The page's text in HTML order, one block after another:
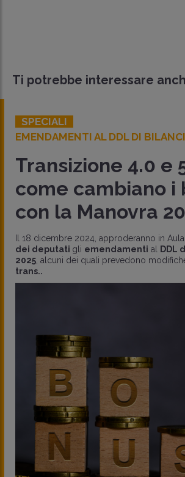
Ti potrebbe interessare
SPECIALI
EMENDAMENTI AL DDL DI
Transizione 4.0 e
come cambiano i
con la Manovra
Il 18 dicembre 2024, approderanno in
dei deputati gli emendamenti al
DDL
2025 , alcuni dei quali prevedono
trans..